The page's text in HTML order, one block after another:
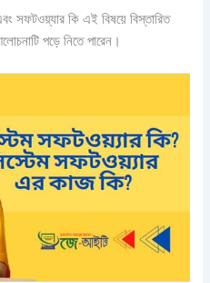
সফটওয়্যার কি এই বিষয়ে বিস্তারিত
পড়ে নিতে পারেন।